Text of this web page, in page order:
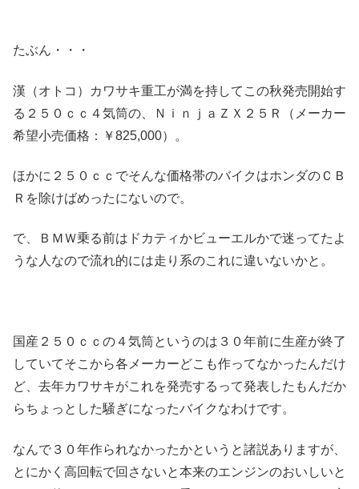
たぶん・・・
漢（オトコ）カワサキ重工が満を持してこの秋発売開始す
る２５０ｃｃ４気筒の、ＮｉｎｊａＺＸ２５Ｒ（メーカー
希望小売価格：￥825,000）。
ほかに２５０ｃｃでそんな価格帯のバイクはホンダのＣＢ
Ｒを除けばめったにないので。
で、ＢＭＷ乗る前はドカティかビューエルかで迷ってたよ
うな人なので流れ的には走り系のこれに違いないかと。
国産２５０ｃｃの４気筒というのは３０年前に生産が終了
していてそこから各メーカーどこも作ってなかったんだけ
ど、去年カワサキがこれを発売するって発表したもんだか
らちょっとした騒ぎになったバイクなわけです。
なんで３０年作られなかったかというと諸説ありますが、
とにかく高回転で回さないと本来のエンジンのおいしいと